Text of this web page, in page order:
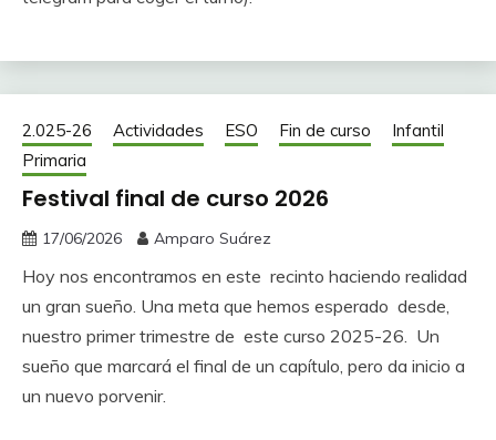
2.025-26 Actividades ESO Fin de curso
Infantil
Primaria
Festival final de curso 2026
17/06/2026 Amparo Suárez
Hoy nos encontramos en este recinto haciendo realidad
un gran sueño. Una meta que hemos esperado desde,
nuestro primer trimestre de este curso 2025-26. Un
sueño que marcará el final de un capítulo, pero da inicio a
un nuevo porvenir.